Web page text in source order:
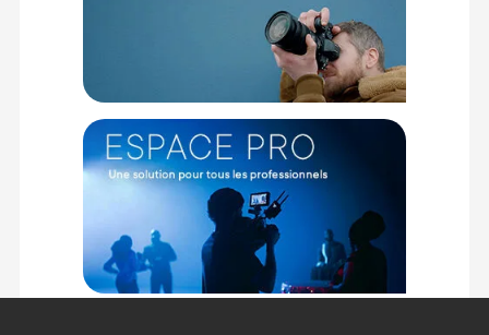
Bras d'extension :
PHYSIQUE
Matériaux : Acier Chromé ; Alliage d'aluminium
CONTENU DU CARTON :